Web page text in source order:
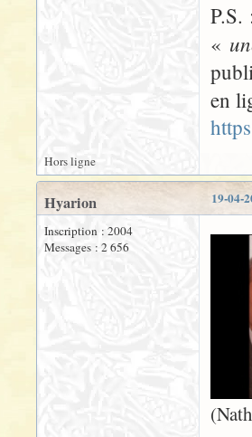
«
en
Hors ligne
19-04-
Hyarion
Inscription : 2004
Messages : 2 656